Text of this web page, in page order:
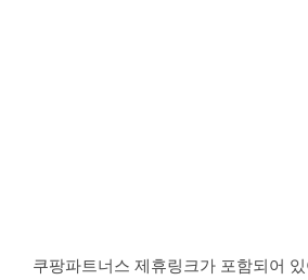
쿠팡파트너스 제휴링크가 포함되어